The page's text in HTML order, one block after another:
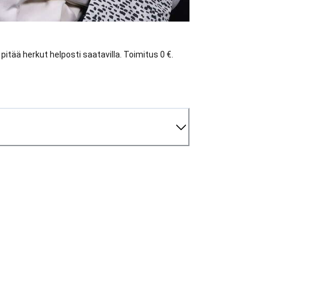
herkut helposti saatavilla. Toimitus 0 €.